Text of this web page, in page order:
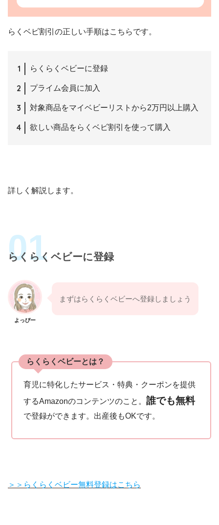
らくベビ割引の正しい手順はこちらです。
らくらくベビーに登録
プライム会員に加入
対象商品をマイベビーリストから2万円以上購入
欲しい商品をらくベビ割引を使って購入
詳しく解説します。
らくらくベビーに登録
よっぴー
まずはらくらくベビーへ登録しましょう
らくらくベビーとは？
育児に特化したサービス・特典・クーポンを提供
するAmazonのコンテンツのこと。誰でも無料
で登録ができます。出産後もOKです。
＞＞らくらくベビー無料登録はこちら